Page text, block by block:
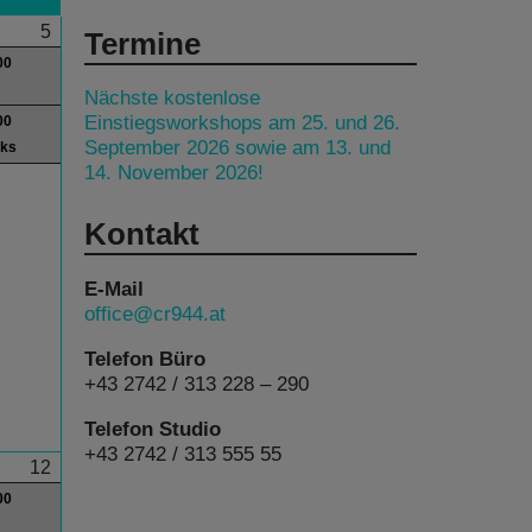
5
12
Termine
Nächste kostenlose
Einstiegsworkshops am 25. und 26.
September 2026 sowie am 13. und
14. November 2026!
Kontakt
E-Mail
office@cr944.at
Telefon Büro
+43 2742 / 313 228 – 290
Telefon Studio
+43 2742 / 313 555 55